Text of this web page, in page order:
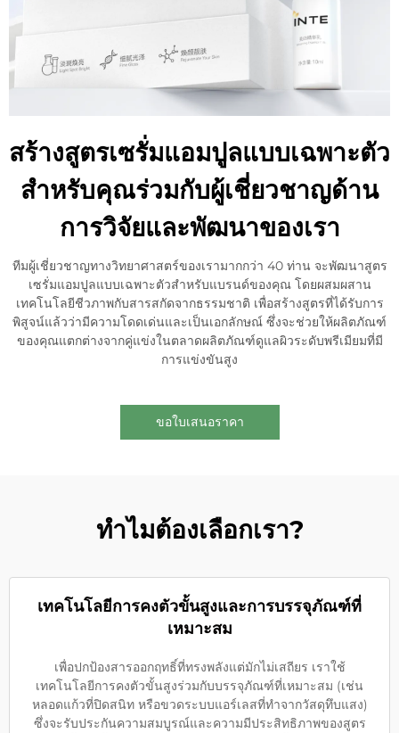
สร้างสูตรเซรั่มแอมปูลแบบเฉพาะตัว
สำหรับคุณร่วมกับผู้เชี่ยวชาญด้าน
การวิจัยและพัฒนาของเรา
ทีมผู้เชี่ยวชาญทางวิทยาศาสตร์ของเรามากกว่า 40 ท่าน จะพัฒนาสูตร
เซรั่มแอมปูลแบบเฉพาะตัวสำหรับแบรนด์ของคุณ โดยผสมผสาน
เทคโนโลยีชีวภาพกับสารสกัดจากธรรมชาติ เพื่อสร้างสูตรที่ได้รับการ
พิสูจน์แล้วว่ามีความโดดเด่นและเป็นเอกลักษณ์ ซึ่งจะช่วยให้ผลิตภัณฑ์
ของคุณแตกต่างจากคู่แข่งในตลาดผลิตภัณฑ์ดูแลผิวระดับพรีเมียมที่มี
การแข่งขันสูง
ขอใบเสนอราคา
ทำไมต้องเลือกเรา?
เทคโนโลยีการคงตัวขั้นสูงและการบรรจุภัณฑ์ที่
เหมาะสม
เพื่อปกป้องสารออกฤทธิ์ที่ทรงพลังแต่มักไม่เสถียร เราใช้
เทคโนโลยีการคงตัวขั้นสูงร่วมกับบรรจุภัณฑ์ที่เหมาะสม (เช่น
หลอดแก้วที่ปิดสนิท หรือขวดระบบแอร์เลสที่ทำจากวัสดุทึบแสง)
ซึ่งจะรับประกันความสมบูรณ์และความมีประสิทธิภาพของสูตร